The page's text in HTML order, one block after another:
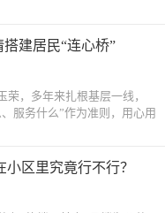
建居民“连心桥”
，多年来扎根基层一线，
服务什么”作为准则，用心用
小区里究竟行不行？